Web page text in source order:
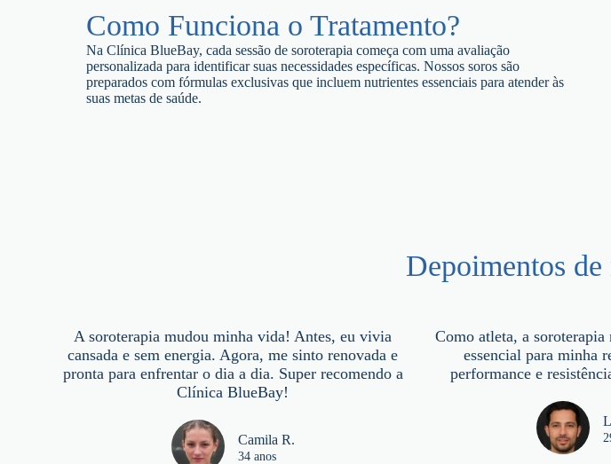
Como Funciona o Tratamento?
Na Clínica BlueBay, cada sessão de soroterapia começa com uma avaliação
personalizada para identificar suas necessidades específicas. Nossos soros são
preparados com fórmulas exclusivas que incluem nutrientes essenciais para atender às
suas metas de saúde.
Depoimentos de
A soroterapia mudou minha vida! Antes, eu vivia
cansada e sem energia. Agora, me sinto renovada e
pronta para enfrentar o dia a dia. Super recomendo a
Clínica BlueBay!
Camila R.
34 anos
Como atleta, a
essencial para minha
performance e